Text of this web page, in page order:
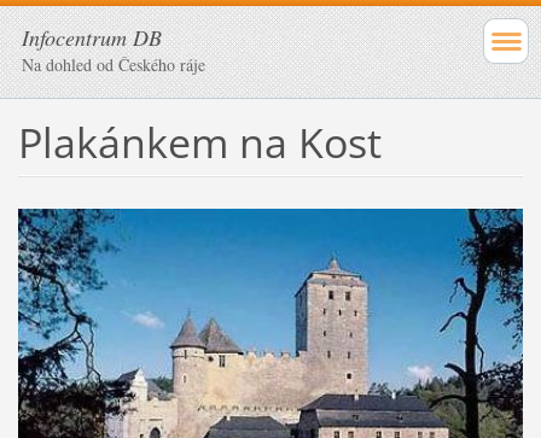
Infocentrum DB
Na dohled od Českého ráje
Plakánkem na Kost